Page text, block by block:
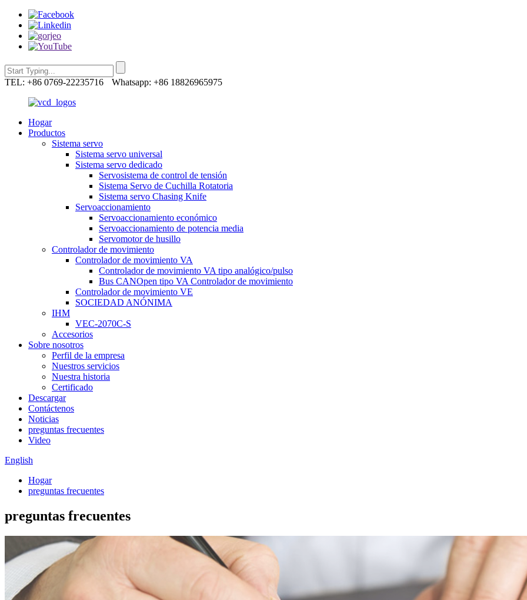
TEL: +86 0769-22235716 Whatsapp: +86 18826965975
Hogar
Productos
Sistema servo
Sistema servo universal
Sistema servo dedicado
Servosistema de control de tensión
Sistema Servo de Cuchilla Rotatoria
Sistema servo Chasing Knife
Servoaccionamiento
Servoaccionamiento económico
Servoaccionamiento de potencia media
Servomotor de husillo
Controlador de movimiento
Controlador de movimiento VA
Controlador de movimiento VA tipo analógico/pulso
Bus CANOpen tipo VA Controlador de movimiento
Controlador de movimiento VE
SOCIEDAD ANÓNIMA
IHM
VEC-2070C-S
Accesorios
Sobre nosotros
Perfil de la empresa
Nuestros servicios
Nuestra historia
Certificado
Descargar
Contáctenos
Noticias
preguntas frecuentes
Video
English
Hogar
preguntas frecuentes
preguntas frecuentes